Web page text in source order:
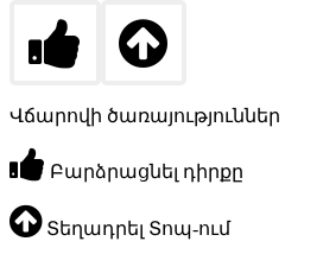
Վճարովի ծառայություններ
Բարձրացնել դիրքը
Տեղադրել Տոպ-ում